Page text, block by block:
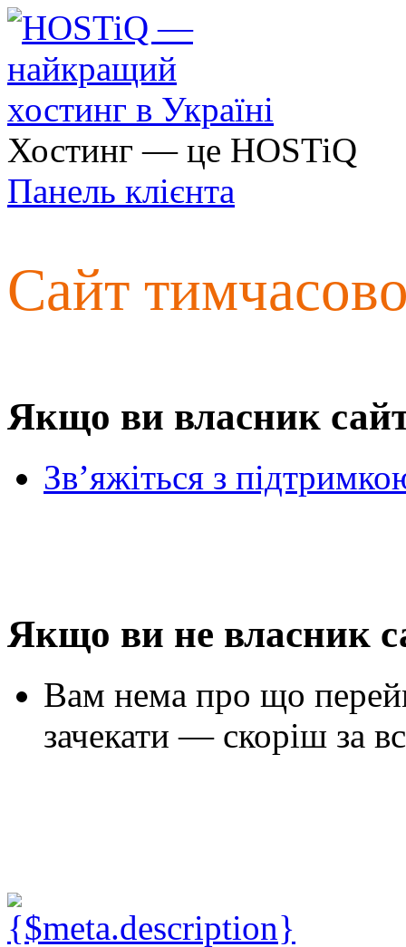
Хостинг — це HOSTiQ
Панель клієнта
Сайт
Якщо ви власник
Зв’яжіться з
Якщо ви не власник
Вам нема про що
зачекати — скоріш за